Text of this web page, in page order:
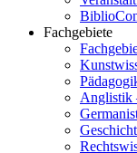
Fachgebiete
Anglistik